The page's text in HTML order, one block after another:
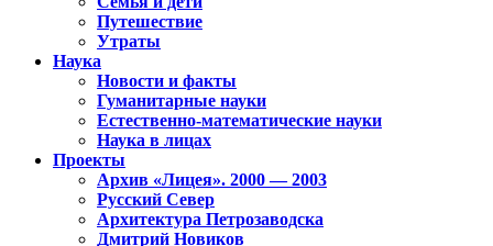
Путешествие
Утраты
Наука
Новости и факты
Гуманитарные науки
Естественно-математические науки
Наука в лицах
Проекты
Архив «Лицея». 2000 — 2003
Русский Север
Архитектура Петрозаводска
Дмитрий Новиков